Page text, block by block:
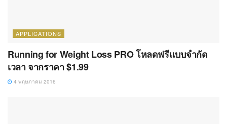
APPLICATIONS
Running for Weight Loss PRO โหลดฟรีแบบจำกัด
เวลา จากราคา $1.99
4 พฤษภาคม 2016